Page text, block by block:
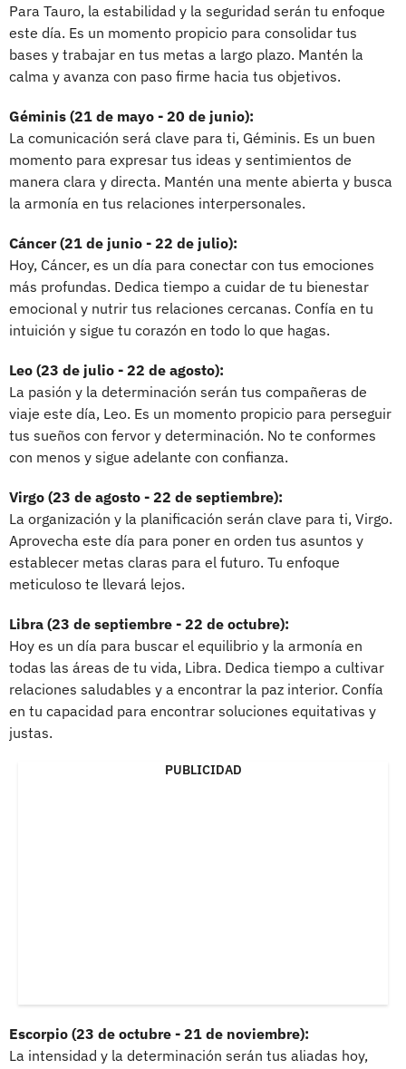
Para Tauro, la estabilidad y la seguridad serán tu enfoque
este día. Es un momento propicio para consolidar tus
bases y trabajar en tus metas a largo plazo. Mantén la
calma y avanza con paso firme hacia tus objetivos.
Géminis (21 de mayo - 20 de junio):
La comunicación será clave para ti, Géminis. Es un buen
momento para expresar tus ideas y sentimientos de
manera clara y directa. Mantén una mente abierta y busca
la armonía en tus relaciones interpersonales.
Cáncer (21 de junio - 22 de julio):
Hoy, Cáncer, es un día para conectar con tus emociones
más profundas. Dedica tiempo a cuidar de tu bienestar
emocional y nutrir tus relaciones cercanas. Confía en tu
intuición y sigue tu corazón en todo lo que hagas.
Leo (23 de julio - 22 de agosto):
La pasión y la determinación serán tus compañeras de
viaje este día, Leo. Es un momento propicio para perseguir
tus sueños con fervor y determinación. No te conformes
con menos y sigue adelante con confianza.
Virgo (23 de agosto - 22 de septiembre):
La organización y la planificación serán clave para ti, Virgo.
Aprovecha este día para poner en orden tus asuntos y
establecer metas claras para el futuro. Tu enfoque
meticuloso te llevará lejos.
Libra (23 de septiembre - 22 de octubre):
Hoy es un día para buscar el equilibrio y la armonía en
todas las áreas de tu vida, Libra. Dedica tiempo a cultivar
relaciones saludables y a encontrar la paz interior. Confía
en tu capacidad para encontrar soluciones equitativas y
justas.
PUBLICIDAD
Escorpio (23 de octubre - 21 de noviembre):
La intensidad y la determinación serán tus aliadas hoy,